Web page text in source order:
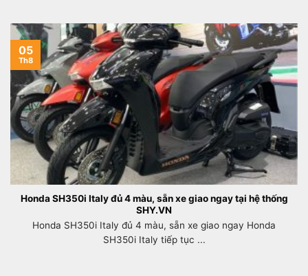
Honda SH350i Italy đủ 4 màu, sẵn xe giao ngay tại hệ thống
SHY.VN
Honda SH350i Italy đủ 4 màu, sẵn xe giao ngay Honda
SH350i Italy tiếp tục ...
05
Th8